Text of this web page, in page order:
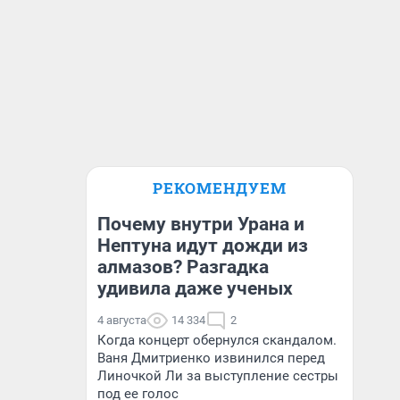
РЕКОМЕНДУЕМ
Почему внутри Урана и
Нептуна идут дожди из
алмазов? Разгадка
удивила даже ученых
4 августа 14 334 2
Когда концерт обернулся скандалом.
Ваня Дмитриенко извинился перед
Линочкой Ли за выступление сестры
под ее голос